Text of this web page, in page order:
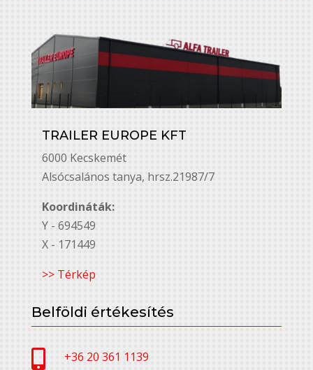
TRAILER EUROPE KFT
6000 Kecskemét
Alsó￳csalános tanya, hrsz.21987/7
Koordináták:
Y - 694549
X - 171449
>> Térkép
Belföldi értékesítés
 +36 20 361 1139